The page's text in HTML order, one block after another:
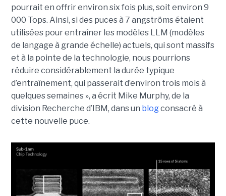
pourrait en offrir environ six fois plus, soit environ 9
000 Tops. Ainsi, si des puces à 7 angströms étaient
utilisées pour entraîner les modèles LLM (modèles
de langage à grande échelle) actuels, qui sont massifs
et à la pointe de la technologie, nous pourrions
réduire considérablement la durée typique
d’entraînement, qui passerait d’environ trois mois à
quelques semaines », a écrit Mike Murphy, de la
division Recherche d’IBM, dans un blogconsacré à
cette nouvelle puce.